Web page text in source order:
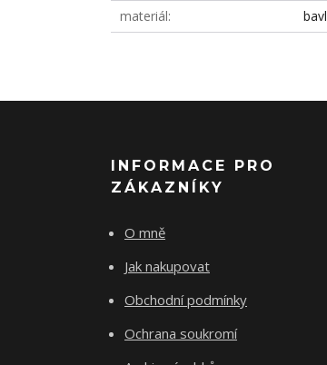
materiál
INFORMACE PRO
ZÁKAZNÍKY
O mně
Jak nakupovat
Obchodní podmínky
Ochrana soukromí